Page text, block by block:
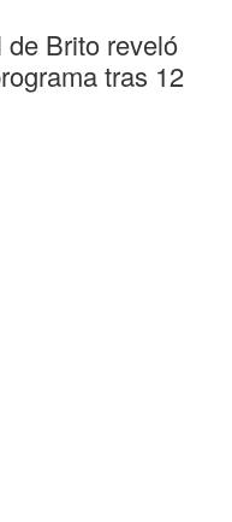
Brito reveló
tras 12